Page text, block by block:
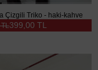
Çizgili Triko - haki-kahve
399,00 TL